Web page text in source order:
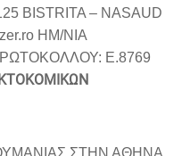
BISTRITA – NASAUD
ΗΜ/ΝΙΑ
Ε.8769
ΣΤΗΝ ΑΘΗΝΑ